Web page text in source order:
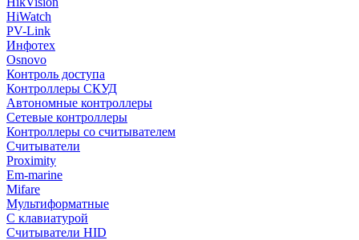
HiWatch
PV-Link
Инфотех
Osnovo
Контроль доступа
Контроллеры СКУД
Автономные контроллеры
Сетевые контроллеры
Контроллеры со считывателем
Считыватели
Proximity
Em-marine
Mifare
Мультиформатные
С клавиатурой
Считыватели HID